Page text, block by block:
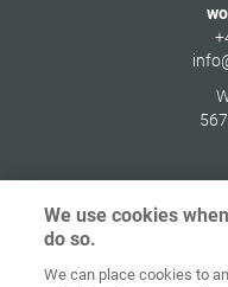
Indítóképernyő
We use cookies
do so.
We can place cookies to